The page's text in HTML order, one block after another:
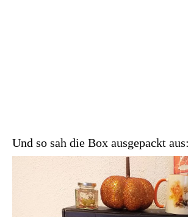
Und so sah die Box ausgepackt aus: